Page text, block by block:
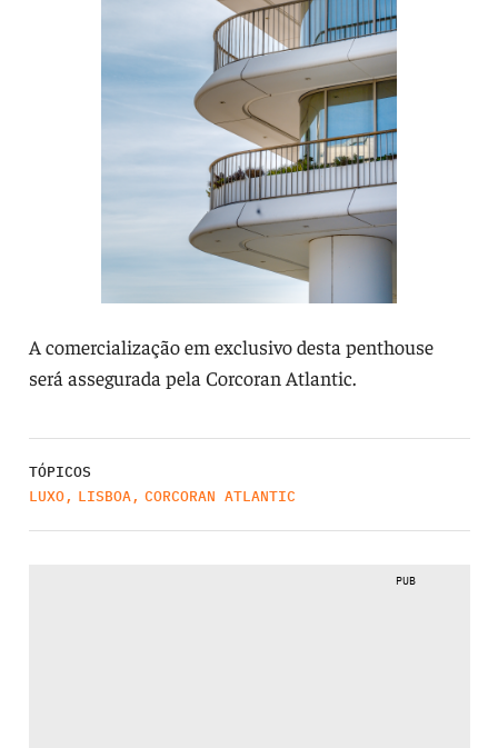
A comercialização em exclusivo desta penthouse
será assegurada pela Corcoran Atlantic.
TÓPICOS
LUXO, LISBOA, CORCORAN ATLANTIC
PUB